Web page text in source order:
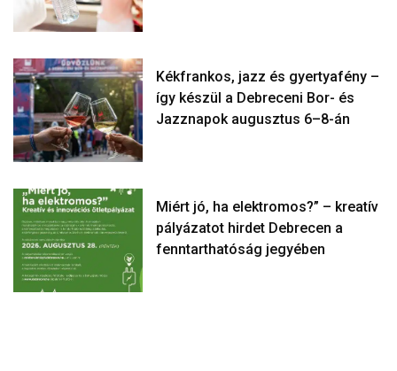
Kékfrankos, jazz és gyertyafény –
így készül a Debreceni Bor- és
Jazznapok augusztus 6–8-án
Miért jó, ha elektromos?” – kreatív
pályázatot hirdet Debrecen a
fenntarthatóság jegyében